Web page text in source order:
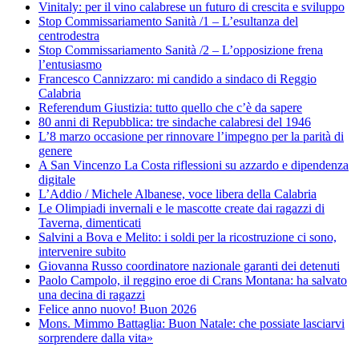
Vinitaly: per il vino calabrese un futuro di crescita e sviluppo
Stop Commissariamento Sanità /1 – L’esultanza del
centrodestra
Stop Commissariamento Sanità /2 – L’opposizione frena
l’entusiasmo
Francesco Cannizzaro: mi candido a sindaco di Reggio
Calabria
Referendum Giustizia: tutto quello che c’è da sapere
80 anni di Repubblica: tre sindache calabresi del 1946
L’8 marzo occasione per rinnovare l’impegno per la parità di
genere
A San Vincenzo La Costa riflessioni su azzardo e dipendenza
digitale
L’Addio / Michele Albanese, voce libera della Calabria
Le Olimpiadi invernali e le mascotte create dai ragazzi di
Taverna, dimenticati
Salvini a Bova e Melito: i soldi per la ricostruzione ci sono,
intervenire subito
Giovanna Russo coordinatore nazionale garanti dei detenuti
Paolo Campolo, il reggino eroe di Crans Montana: ha salvato
una decina di ragazzi
Felice anno nuovo! Buon 2026
Mons. Mimmo Battaglia: Buon Natale: che possiate lasciarvi
sorprendere dalla vita»